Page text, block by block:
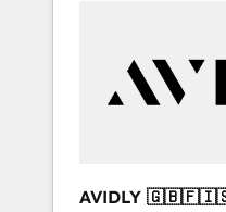
Services -
Professional Services -
Custom
AVIDLY